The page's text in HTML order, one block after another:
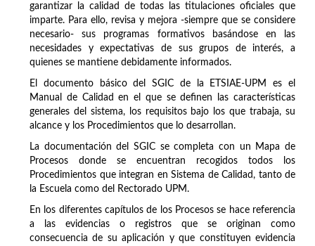
garantizar la calidad de todas las titulaciones oficiales que
imparte. Para ello, revisa y mejora -siempre que se considere
necesario- sus programas formativos basándose en las
necesidades y expectativas de sus grupos de interés, a
quienes se mantiene debidamente informados.
El documento básico del SGIC de la ETSIAE-UPM es el
Manual de Calidad en el que se definen las características
generales del sistema, los requisitos bajo los que trabaja, su
alcance y los Procedimientos que lo desarrollan.
La documentación del SGIC se completa con un Mapa de
Procesos donde se encuentran recogidos todos los
Procedimientos que integran en Sistema de Calidad, tanto de
la Escuela como del Rectorado UPM.
En los diferentes capítulos de los Procesos se hace referencia
a las evidencias o registros que se originan como
consecuencia de su aplicación y que constituyen evidencia